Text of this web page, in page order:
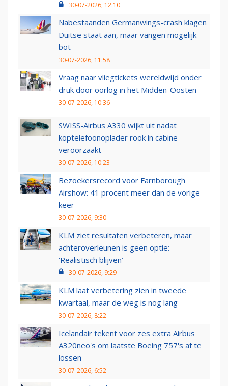
30-07-2026, 12:10
Nabestaanden Germanwings-crash klagen
Duitse staat aan, maar vangen mogelijk
bot
30-07-2026, 11:58
Vraag naar vliegtickets wereldwijd onder
druk door oorlog in het Midden-Oosten
30-07-2026, 10:36
SWISS-Airbus A330 wijkt uit nadat
koptelefoonoplader rook in cabine
veroorzaakt
30-07-2026, 10:23
Bezoekersrecord voor Farnborough
Airshow: 41 procent meer dan de vorige
keer
30-07-2026, 9:30
KLM ziet resultaten verbeteren, maar
achteroverleunen is geen optie:
‘Realistisch blijven’
30-07-2026, 9:29
KLM laat verbetering zien in tweede
kwartaal, maar de weg is nog lang
30-07-2026, 8:22
Icelandair tekent voor zes extra Airbus
A320neo's om laatste Boeing 757's af te
lossen
30-07-2026, 6:52